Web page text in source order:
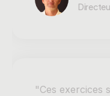
"Ces exercices